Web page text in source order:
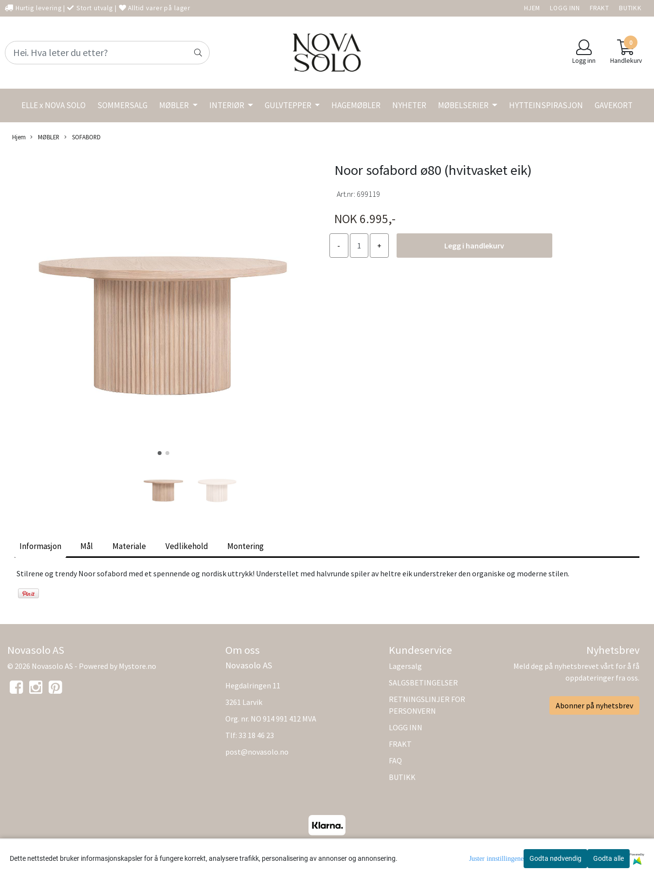
Hurtig levering | Stort utvalg | Alltid varer på lager HJEM LOGG INN FRAKT BUTIKK
Logg inn
0
Handlekurv
ELLE x NOVA SOLO SOMMERSALG MØBLER INTERIØR GULVTEPPER HAGEMØBLER NYHETER MØBELSERIER HYTTEINSPIRASJON GAVEKORT
Hjem MØBLER SOFABORD
Noor sofabord ø80 (hvitvasket eik)
Art.nr: 699119
NOK 6.995,-
Legg i handlekurv
Informasjon Mål Materiale Vedlikehold Montering
Stilrene og trendy Noor sofabord med et spennende og nordisk uttrykk! Understellet med halvrunde spiler av heltre eik understreker den organiske og moderne stilen.
Dette nettstedet bruker informasjonskapsler for å fungere korrekt, analysere trafikk, personalisering av annonser og annonsering. Godta nødvendig Godta alle
Powered by
Juster innstillingene
Novasolo AS
© 2026 Novasolo AS - Powered by Mystore.no
Om oss
Novasolo AS
Hegdalringen 11
3261 Larvik
Org. nr. NO 914 991 412 MVA
Tlf: 33 18 46 23
post@novasolo.no
Kundeservice
Lagersalg
SALGSBETINGELSER
RETNINGSLINJER FOR
PERSONVERN
LOGG INN
FRAKT
FAQ
BUTIKK
Nyhetsbrev
Meld deg på nyhetsbrevet vårt for å få
oppdateringer fra oss.
Abonner på nyhetsbrev